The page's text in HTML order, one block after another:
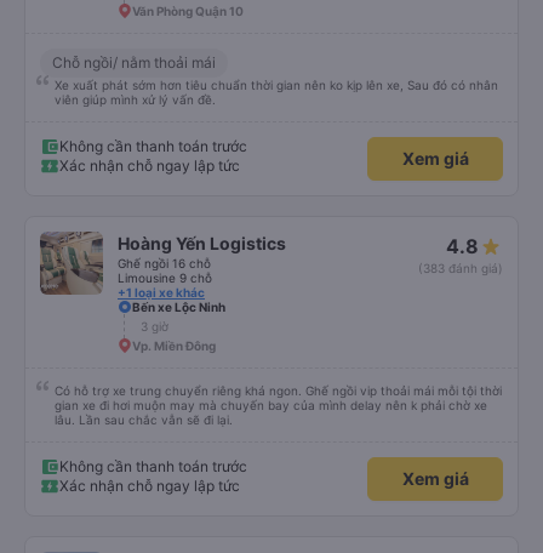
Văn Phòng Quận 10
Chỗ ngồi/ nằm thoải mái
Xe xuất phát sớm hơn tiêu chuẩn thời gian nên ko kịp lên xe, Sau đó có nhân
viên giúp mình xử lý vấn đề.
Không cần thanh toán trước
Xác nhận chỗ ngay lập tức
Xem giá
Hoàng Yến Logistics
Ghế ngồi 16 chỗ
Limousine 9 chỗ
+1 loại xe khác
4.8
(383 đánh giá)
Bến xe Lộc Ninh
3 giờ
Vp. Miền Đông
Có hỗ trợ xe trung chuyển riêng khá ngon. Ghế ngồi vip thoải mái mỗi tội thời
gian xe đi hơi muộn may mà chuyến bay của mình delay nên k phải chờ xe
lâu. Lần sau chắc vẫn sẽ đi lại.
Không cần thanh toán trước
Xác nhận chỗ ngay lập tức
Xem giá